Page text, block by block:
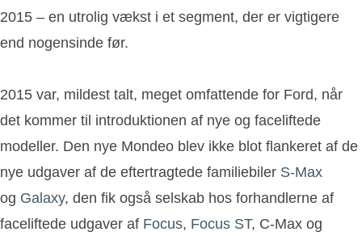
2015 – en utrolig vækst i et segment, der er vigtigere
end nogensinde før.
2015 var, mildest talt, meget omfattende for Ford, når
det kommer til introduktionen af nye og faceliftede
modeller. Den nye Mondeo blev ikke blot flankeret af de
nye udgaver af de eftertragtede familiebiler S-Max
og Galaxy, den fik også selskab hos forhandlerne af
faceliftede udgaver af Focus, Focus ST, C-Max og